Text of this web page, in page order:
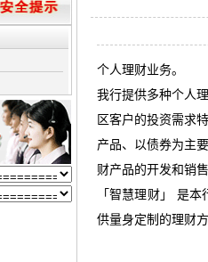
个人理财业务。
我行提供多种个人
区客户的投资需求
产品、以债券为主
财产品的开发和销
「智慧理财」 是
供量身定制的理财